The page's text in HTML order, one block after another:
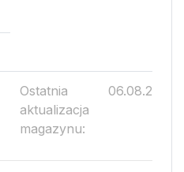
Ostatnia
aktualizacja
magazynu:
06.08.2026